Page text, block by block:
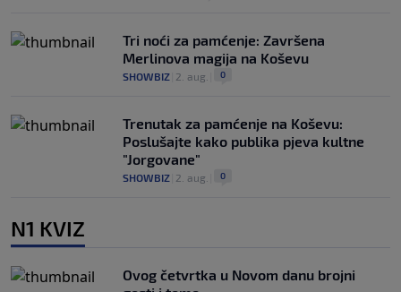
Tri noći za pamćenje: Završena
Merlinova magija na Koševu
SHOWBIZ 2. aug. 0
Trenutak za pamćenje na Koševu:
Poslušajte kako publika pjeva kultne
"Jorgovane"
SHOWBIZ 2. aug. 0
N1 KVIZ
Ovog četvrtka u Novom danu brojni